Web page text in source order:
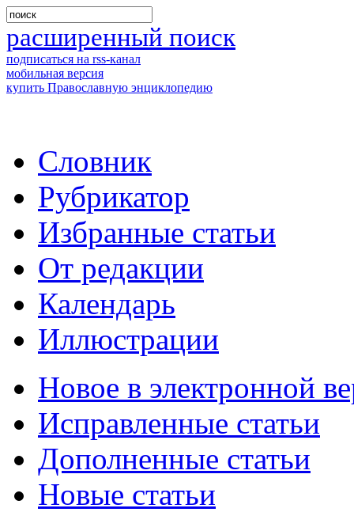
расширенный поиск
подписаться на rss-канал
мобильная версия
купить Православную энциклопедию
Словник
Рубрикатор
Избранные статьи
От редакции
Календарь
Иллюстрации
Новое в электронной
Исправленные статьи
Дополненные статьи
Новые статьи